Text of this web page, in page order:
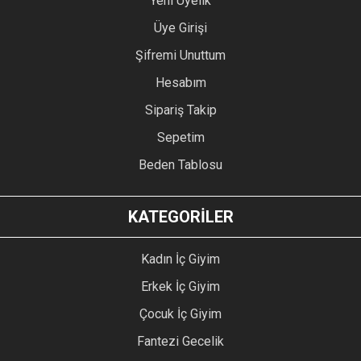
Üye Girişi
Şifremi Unuttum
Hesabım
Sipariş Takip
Sepetim
Beden Tablosu
KATEGORİLER
Kadın İç Giyim
Erkek İç Giyim
Çocuk İç Giyim
Fantezi Gecelik